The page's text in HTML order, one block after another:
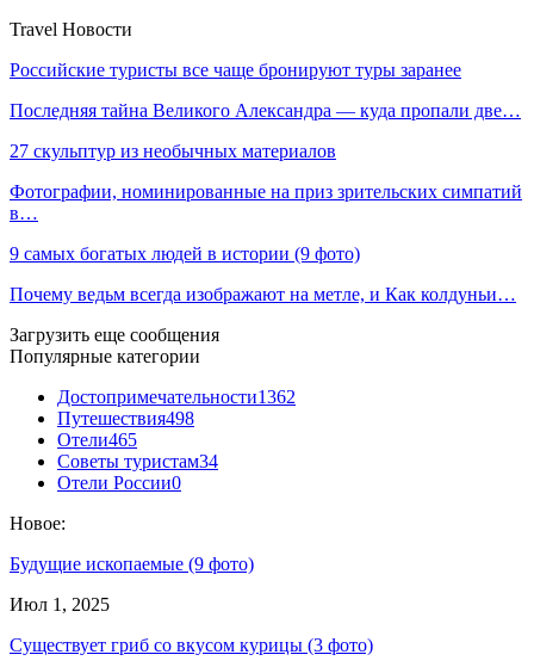
Travel Новости
Российские туристы все чаще бронируют туры заранее
Последняя тайна Великого Александра — куда пропали две…
27 скульптур из необычных материалов
Фотографии, номинированные на приз зрительских симпатий
в…
9 cамых богатых людей в истории (9 фото)
Почему ведьм всегда изображают на метле, и Как колдуньи…
Загрузить еще сообщения
Популярные категории
Достопримечательности1362
Путешествия498
Отели465
Советы туристам34
Отели России0
Новое:
Будущие ископаемые (9 фото)
Июл 1, 2025
Существует гриб со вкусом курицы (3 фото)